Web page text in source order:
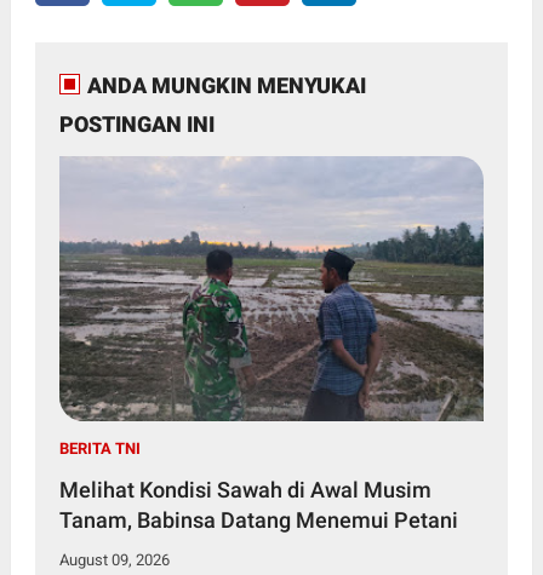
ANDA MUNGKIN MENYUKAI
POSTINGAN INI
BERITA TNI
Melihat Kondisi Sawah di Awal Musim
Tanam, Babinsa Datang Menemui Petani
August 09, 2026